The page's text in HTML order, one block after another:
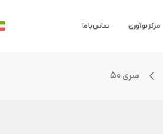
مرکز نوآوری تماس با ما
سری ۵۰